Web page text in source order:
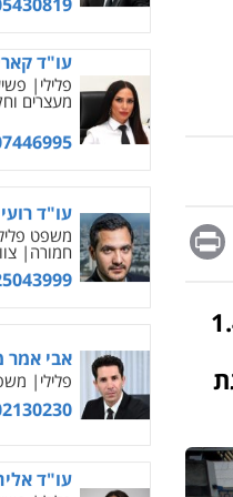
Message
Print
הצליחה לגייס כ-1.4
עו"ד
פלילי
מעצרים
עו"ד
משפט
חמורה
אבי אמר
פלילי
עו"ד
מחיקת
ודחיקת
דין
אחסון
מרכז
אסירים
מאיה
טיפול
דין